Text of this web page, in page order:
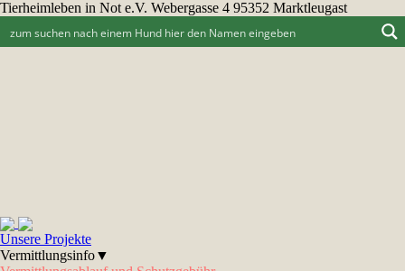
Tierheimleben in Not e.V. Webergasse 4 95352 Marktleugast
Unsere Projekte
Vermittlungsinfo▼